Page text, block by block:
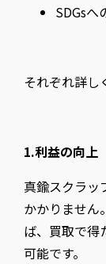
SDGsへ
それぞれ詳し
1.利益の向上
真鍮スクラッ
かかりません
ば、買取で得
可能です。